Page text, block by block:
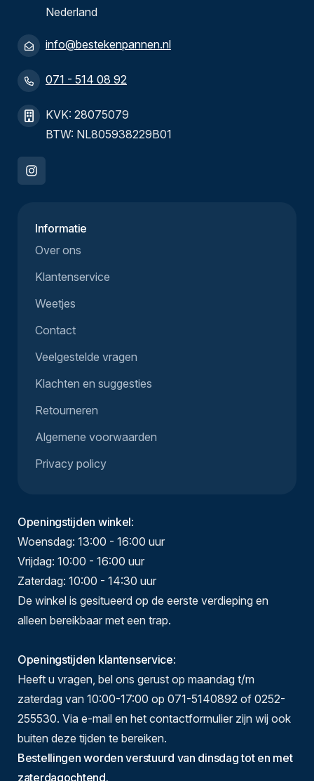
Nederland
info@bestekenpannen.nl
071 - 514 08 92
KVK: 28075079
BTW: NL805938229B01
Informatie
Over ons
Klantenservice
Weetjes
Contact
Veelgestelde vragen
Klachten en suggesties
Retourneren
Algemene voorwaarden
Privacy policy
Openingstijden winkel:
Woensdag: 13:00 - 16:00 uur
Vrijdag: 10:00 - 16:00 uur
Zaterdag: 10:00 - 14:30 uur
De winkel is gesitueerd op de eerste verdieping en
alleen bereikbaar met een trap.
Openingstijden klantenservice:
Heeft u vragen, bel ons gerust op maandag t/m
zaterdag van 10:00-17:00 op 071-5140892 of 0252-
255530. Via e-mail en het contactformulier zijn wij ook
buiten deze tijden te bereiken.
Bestellingen worden verstuurd van dinsdag tot en met
zaterdagochtend.